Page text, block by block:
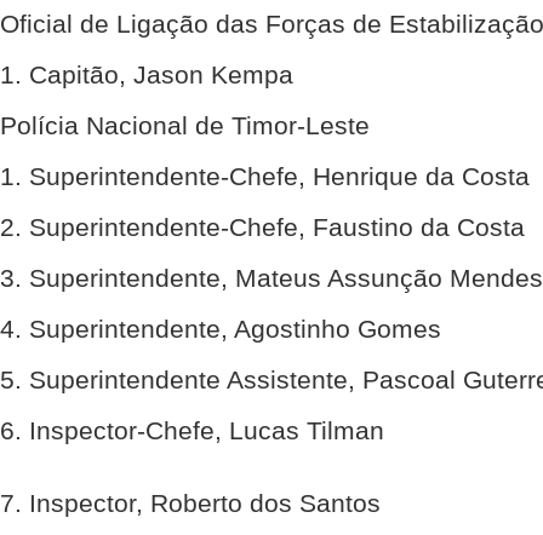
Oficial de Ligação das Forças de
1. Capitão, Jason Kempa
Polícia Nacional de Timor-Leste
1. Superintendente-Chefe, Henrique da Costa
2. Superintendente-Chefe, Faustino da Costa
3. Superintendente, Mateus Assunção Mendes
4. Superintendente, Agostinho Gomes
5. Superintendente Assistente, Pascoal
6. Inspector-Chefe, Lucas Tilman
7. Inspector, Roberto dos Santos